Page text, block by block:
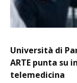
Università di
ARTE punta su
telemedicina